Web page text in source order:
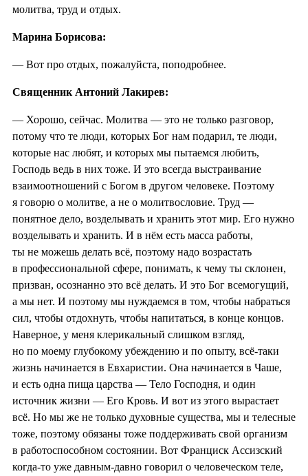
молитва, труд и отдых.
Марина Борисова:
— Вот про отдых, пожалуйста, поподробнее.
Священник Антоний Лакирев:
— Хорошо, сейчас. Молитва — это не только разговор,
потому что те люди, которых Бог нам подарил, те люди,
которые нас любят, и которых мы пытаемся любить,
Господь ведь в них тоже. И это всегда выстраивание
взаимоотношений с Богом в другом человеке. Поэтому
я говорю о молитве, а не о молитвословие. Труд —
понятное дело, возделывать и хранить этот мир. Его нужно
возделывать и хранить. И в нём есть масса работы,
ты не можешь делать всё, поэтому надо возрастать
в профессиональной сфере, понимать, к чему ты склонен,
призван, осознанно это всё делать. И это Бог всемогущий,
а мы нет. И поэтому мы нуждаемся в том, чтобы набраться
сил, чтобы отдохнуть, чтобы напитаться, в конце концов.
Наверное, у меня клерикальный слишком взгляд,
но по моему глубокому убеждению и по опыту, всё-таки
жизнь начинается в Евхаристии. Она начинается в Чаше,
и есть одна пища царства — Тело Господня, и один
источник жизни — Его Кровь. И вот из этого вырастает
всё. Но мы же не только духовные существа, мы и телесные
тоже, поэтому обязаны тоже поддерживать свой организм
в работоспособном состоянии. Вот Франциск Ассизский
когда-то уже давным-давно говорил о человеческом теле,